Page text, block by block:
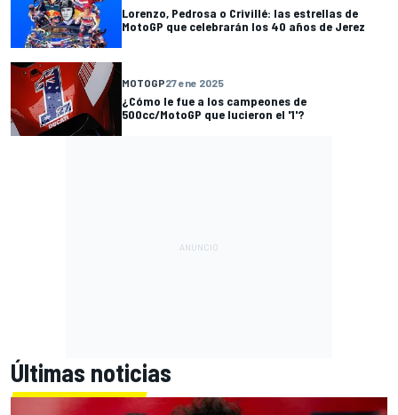
Lorenzo, Pedrosa o Crivillé: las estrellas de
MotoGP que celebrarán los 40 años de Jerez
MOTOGP27 ene 2025
¿Cómo le fue a los campeones de
500cc/MotoGP que lucieron el '1'?
Últimas noticias